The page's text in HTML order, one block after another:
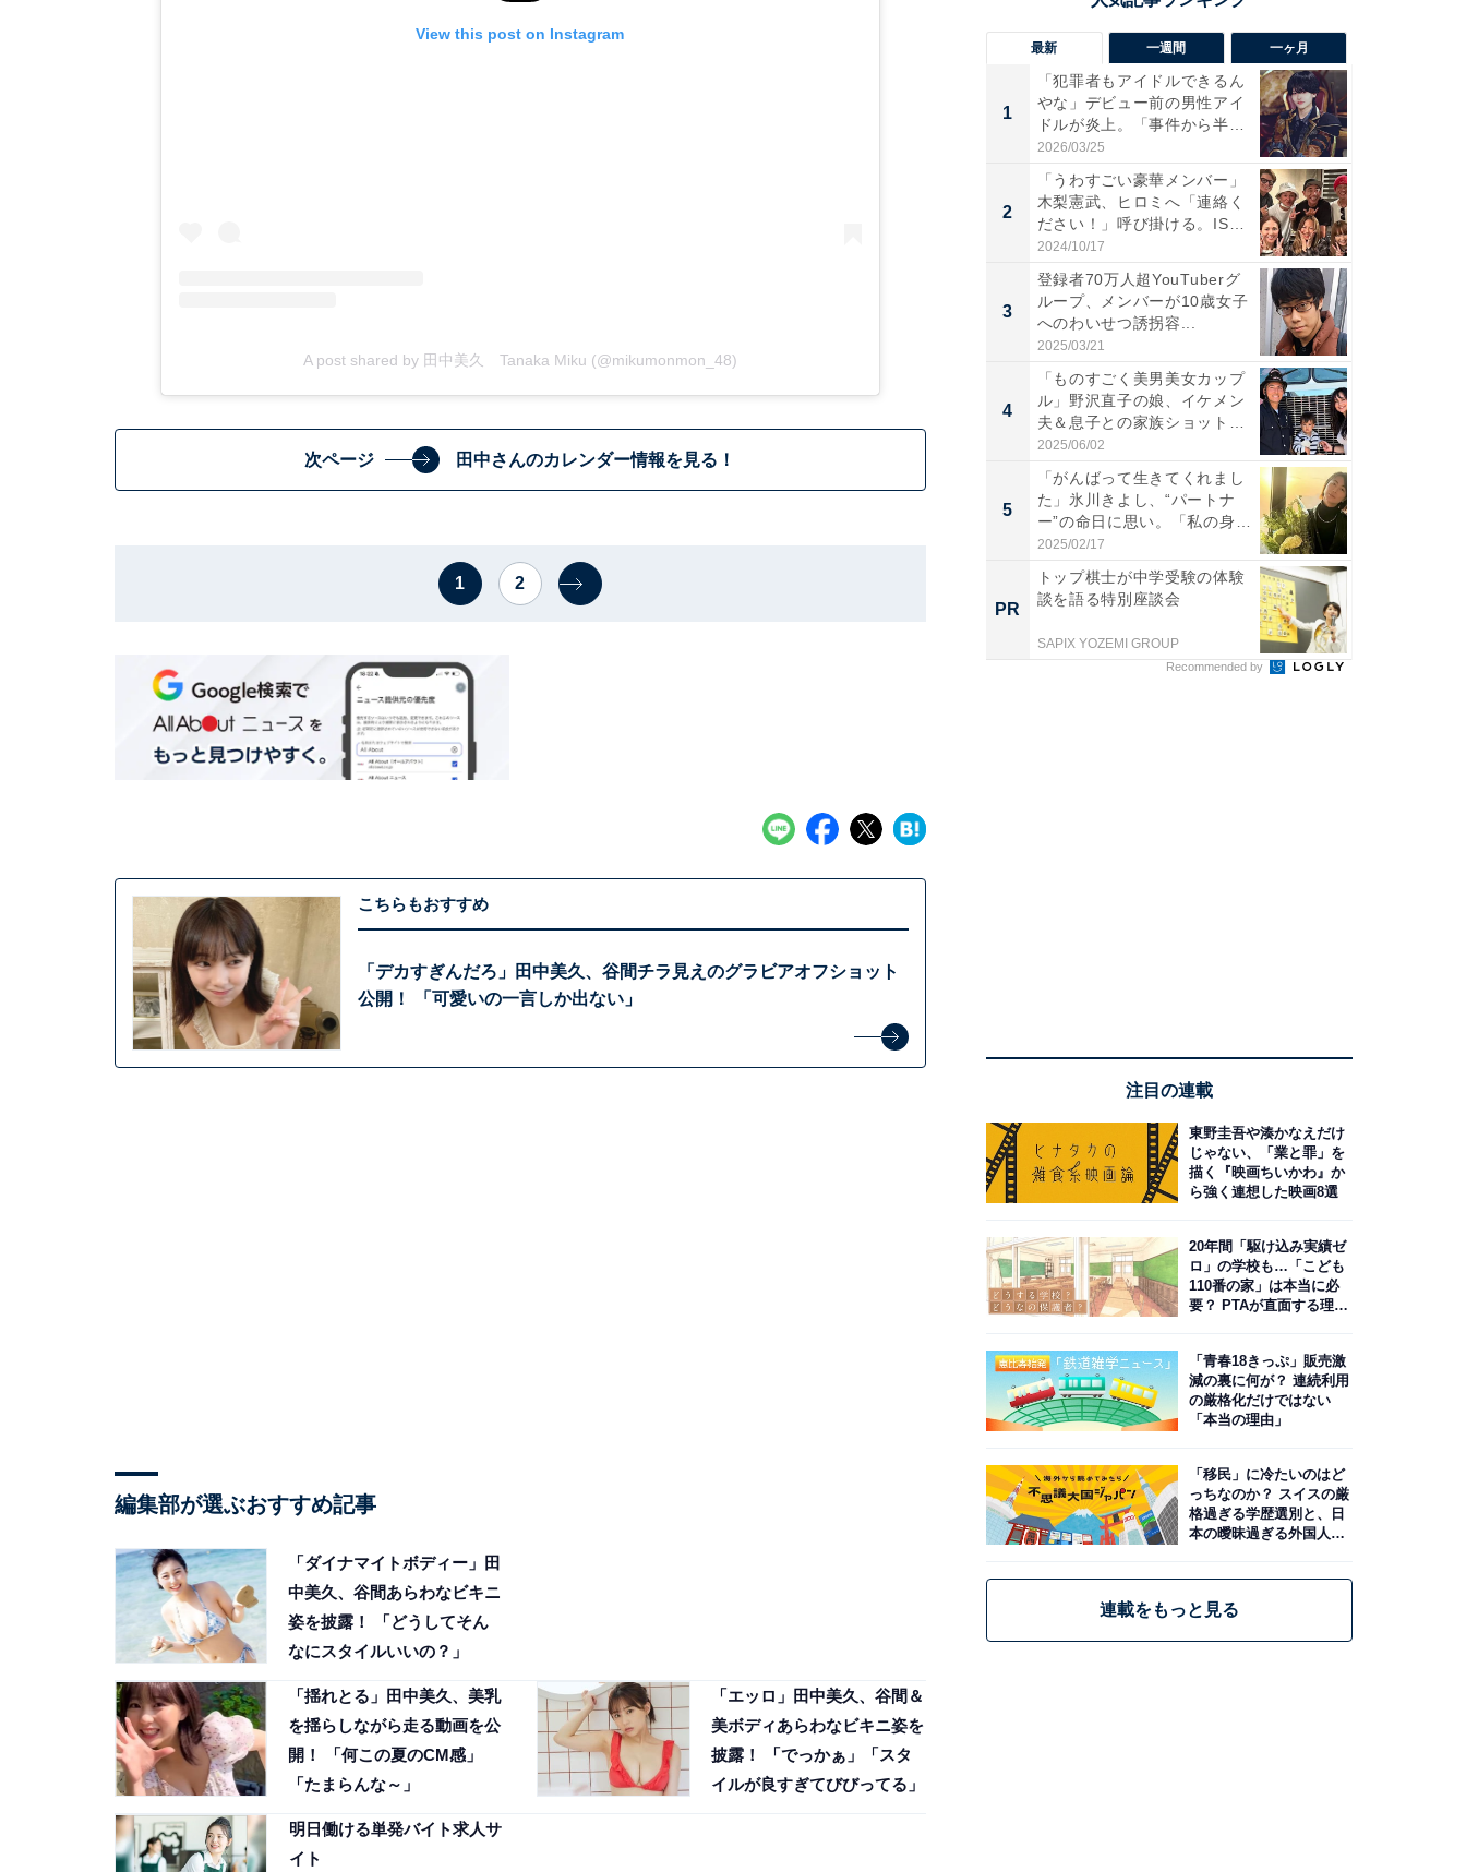
View this post on Instagram
A post shared by 田中美久 Tanaka Miku (@mikumonmon_48)
次ページ 田中さんのカレンダー情報を見る！
1 2
こちらもおすすめ
「デカすぎんだろ」田中美久、谷間チラ見えのグラビアオフショット
公開！ 「可愛いの一言しか出ない」
編集部が選ぶおすすめ記事
「ダイナマイトボディー」田
中美久、谷間あらわなビキニ
姿を披露！ 「どうしてそん
なにスタイルいいの？」
「揺れとる」田中美久、美乳
を揺らしながら走る動画を公
開！ 「何この夏のCM感」
「たまらんな～」
「エッロ」田中美久、谷間＆
美ボディあらわなビキニ姿を
披露！ 「でっかぁ」「スタ
イルが良すぎてびびってる」
明日働ける単発バイト求人サ
イト
最新 一週間 一ヶ月
1
「犯罪者もアイドルできるん
やな」デビュー前の男性アイ
ドルが炎上。「事件から半年
も...
2026/03/25
2
「うわすごい豪華メンバー」
木梨憲武、ヒロミへ「連絡く
ださい！」呼び掛ける。IS
S...
2024/10/17
3
登録者70万人超YouTuberグ
ループ、メンバーが10歳女子
へのわいせつ誘拐容...
2025/03/21
4
「ものすごく美男美女カップ
ル」野沢直子の娘、イケメン
夫＆息子との家族ショット！
...
2025/06/02
5
「がんばって生きてくれまし
た」氷川きよし、“パートナ
ー”の命日に思い。「私の身
体...
2025/02/17
PR
トップ棋士が中学受験の体験
談を語る特別座談会
SAPIX YOZEMI GROUP
Recommended by
注目の連載
東野圭吾や湊かなえだけ
じゃない、「業と罪」を
描く『映画ちいかわ』か
ら強く連想した映画8選
20年間「駆け込み実績ゼ
ロ」の学校も…「こども
110番の家」は本当に必
要？ PTAが直面する理想
「青春18きっぷ」販売激
減の裏に何が？ 連続利用
の厳格化だけではない
「本当の理由」
「移民」に冷たいのはど
っちなのか？ スイスの厳
格過ぎる学歴選別と、日
本の曖昧過ぎる外国人政
連載をもっと見る